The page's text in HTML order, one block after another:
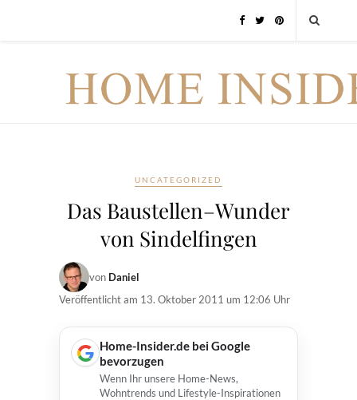
UNCATEGORIZED
Das Baustellen–Wunder
von Sindelfingen
von Daniel
Veröffentlicht am 13. Oktober 2011 um 12:06 Uhr
Home-Insider.de bei Google
bevorzugen
Wenn Ihr unsere Home-News,
Wohntrends und Lifestyle-Inspirationen